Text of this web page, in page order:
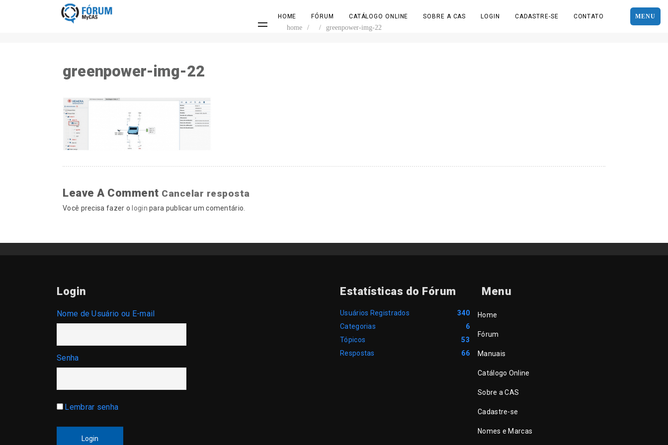
MENU
HOME FÓRUM CATÁLOGO ONLINE SOBRE A CAS LOGIN CADASTRE-SE CONTATO
home / / greenpower-img-22
greenpower-img-22
Leave A Comment Cancelar resposta
Você precisa fazer o login para publicar um comentário.
Login
Nome de Usuário ou E-mail
Senha
Lembrar senha
Login
Estatísticas do Fórum
Usuários Registrados
340
Categorias
6
Tópicos
53
Respostas
66
Menu
Home
Fórum
Manuais
Catálogo Online
Sobre a CAS
Cadastre-se
Nomes e Marcas